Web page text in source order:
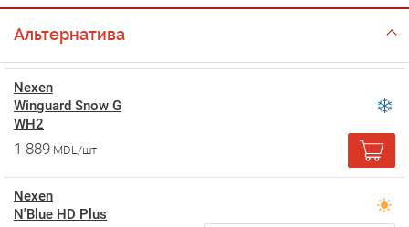
Альтернатива
Nexen
Winguard Snow G
WH2
1 889 MDL/шт
Nexen
N'Blue HD Plus